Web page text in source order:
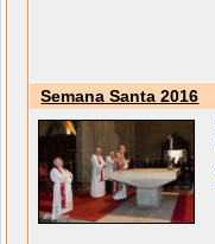
Semana Santa 2016